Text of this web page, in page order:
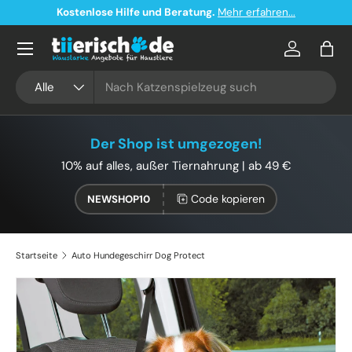
Direkt zum Inhalt
Kostenlose Hilfe und Beratung. Mehr erfahren...
Alle
Konto
Der Shop ist umgezogen!
10% auf alles, außer Tiernahrung | ab 49 €
NEWSHOP10 Code kopieren
Startseite Auto Hundegeschirr Dog Protect
Zu Produktinformationen springen
Bild 3 ist nun in der Galerieansicht verfügbar